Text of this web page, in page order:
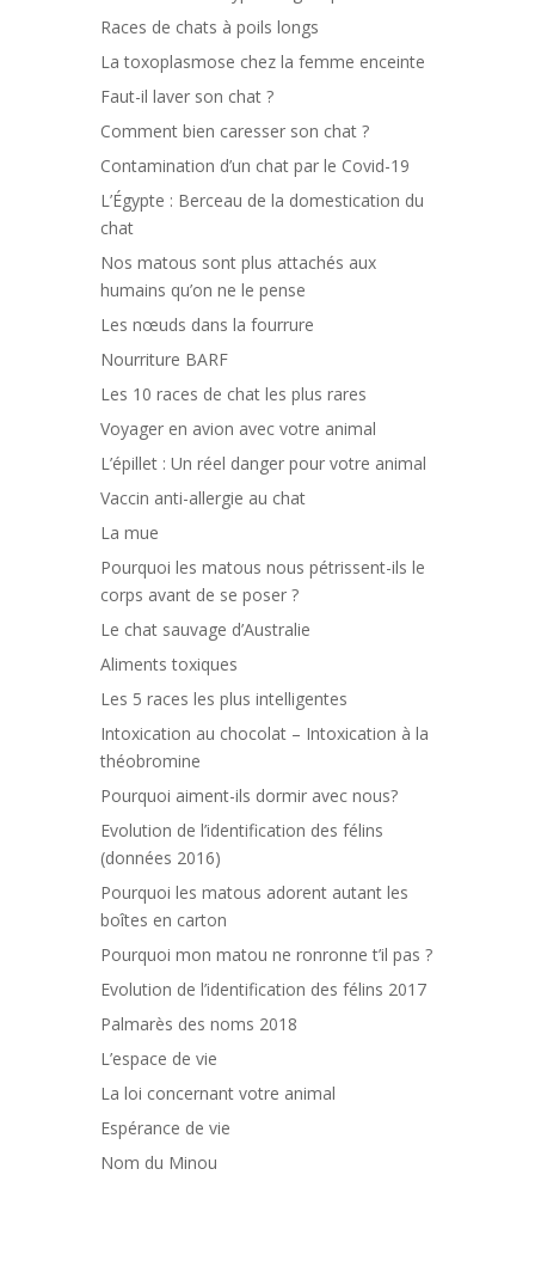
Races de chats à poils longs
La toxoplasmose chez la femme enceinte
Faut-il laver son chat ?
Comment bien caresser son chat ?
Contamination d’un chat par le Covid-19
L’Égypte : Berceau de la domestication du
chat
Nos matous sont plus attachés aux
humains qu’on ne le pense
Les nœuds dans la fourrure
Nourriture BARF
Les 10 races de chat les plus rares
Voyager en avion avec votre animal
L’épillet : Un réel danger pour votre animal
Vaccin anti-allergie au chat
La mue
Pourquoi les matous nous pétrissent-ils le
corps avant de se poser ?
Le chat sauvage d’Australie
Aliments toxiques
Les 5 races les plus intelligentes
Intoxication au chocolat – Intoxication à la
théobromine
Pourquoi aiment-ils dormir avec nous?
Evolution de l’identification des félins
(données 2016)
Pourquoi les matous adorent autant les
boîtes en carton
Pourquoi mon matou ne ronronne t’il pas ?
Evolution de l’identification des félins 2017
Palmarès des noms 2018
L’espace de vie
La loi concernant votre animal
Espérance de vie
Nom du Minou